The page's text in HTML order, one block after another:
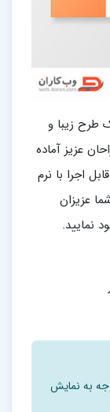
طرح زیبا و
عزیز آماده
اجرا با نرم
عزیزان
نمایید.
به نمایش